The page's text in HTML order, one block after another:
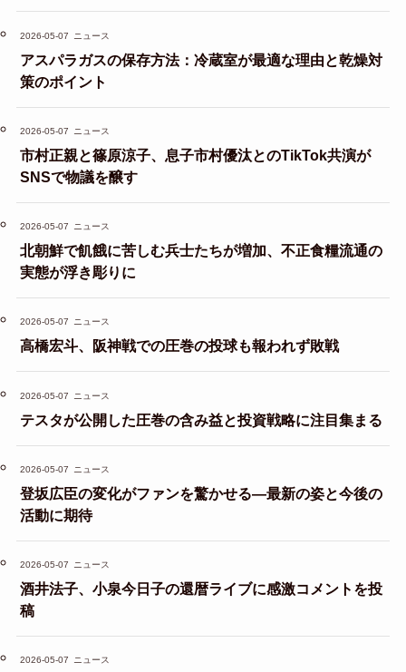
2026-05-07 ニュース
アスパラガスの保存方法：冷蔵室が最適な理由と乾燥対
策のポイント
2026-05-07 ニュース
市村正親と篠原涼子、息子市村優汰とのTikTok共演が
SNSで物議を醸す
2026-05-07 ニュース
北朝鮮で飢餓に苦しむ兵士たちが増加、不正食糧流通の
実態が浮き彫りに
2026-05-07 ニュース
高橋宏斗、阪神戦での圧巻の投球も報われず敗戦
2026-05-07 ニュース
テスタが公開した圧巻の含み益と投資戦略に注目集まる
2026-05-07 ニュース
登坂広臣の変化がファンを驚かせる—最新の姿と今後の
活動に期待
2026-05-07 ニュース
酒井法子、小泉今日子の還暦ライブに感激コメントを投
稿
2026-05-07 ニュース